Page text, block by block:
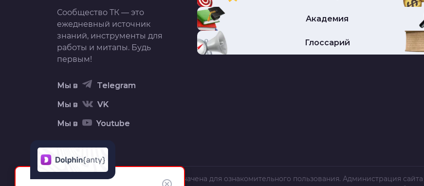
Сообщество ТК — это
ежедневный источник
знаний, инструменты для
работы и митапы. Будь
первым!
Мы в Telegram
Мы в VK
Мы в Youtube
Академия
Глоссарий
Вся информация на сайте предназначена для ознакомительного пользования. Администрация